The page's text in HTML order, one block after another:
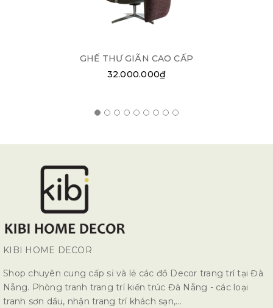
GHẾ THƯ GIÃN CAO CẤP
32.000.000₫
KIBI HOME DECOR
Shop chuyên cung cấp sỉ và lẻ các đồ Decor trang trí tại Đà
Nẵng. Phòng tranh trang trí kiến trúc Đà Nẵng - các loại
tranh sơn dầu, nhận trang trí khách sạn,...